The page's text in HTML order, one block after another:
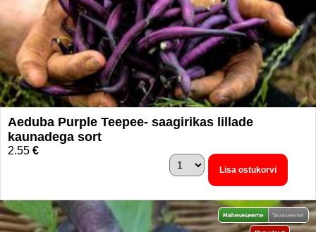
Aeduba Purple Teepee- saagirikas lillade
kaunadega sort
2.55 €
Lisa ostukorvi